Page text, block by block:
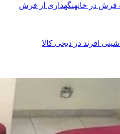
در خانهنگهداری از فرش
افرند در دیجی کالا